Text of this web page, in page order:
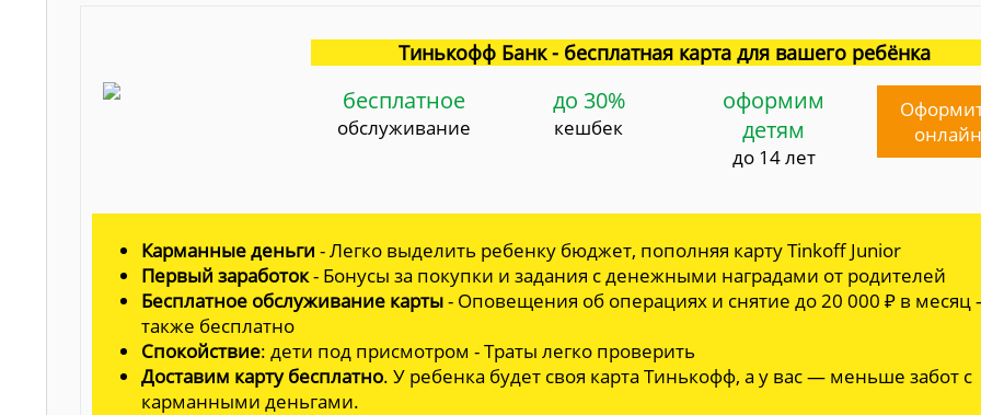
Тинькофф Банк - бесплатная карта для вашего ребёнка
бесплатное
обслуживание
до 30%
кешбек
оформим
детям
до 14 лет
онлайн
Карманные деньги - Легко выделить ребенку бюджет, пополняя карту Tinkoff Junior
Первый заработок- Бонусы за покупки и задания с денежными наградами от родителей
Бесплатное обслуживание карты- Оповещения об операциях и снятие до 20 000 ₽ в
также бесплатно
Спокойствие: дети под присмотром - Траты легко проверить
Доставим карту бесплатно. У ребенка будет своя карта Тинькофф, а у вас — меньше забот с
карманными деньгами.